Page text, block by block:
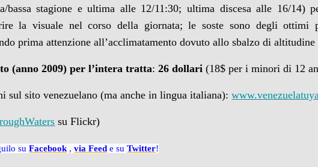
bassa stagione e ultima alle 12/11:30; ultima discesa alle 16/14)
la visuale nel corso della giornata; le soste sono degli ottimi
prima attenzione all’acclimatamento dovuto allo sbalzo di
(anno 2009) per l’intera tratta:26 dollari (18$ per i minori di 12
sul sito venezuelano (ma anche in lingua italiana):
su Flickr)
su Facebook ,viaFeed e suTwitter!